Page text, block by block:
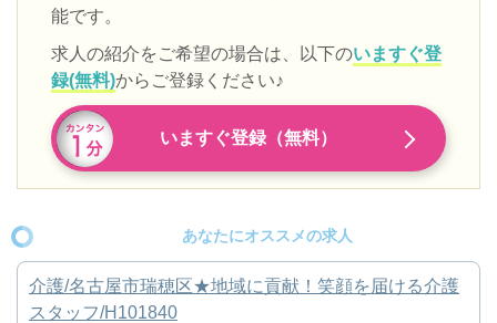
能です。
求人の紹介をご希望の場合は、以下のいますぐ登
録(無料)からご登録ください♪
いますぐ登録（無料）
あなたにオススメの求人
介護/名古屋市瑞穂区★地域に貢献！笑顔を届ける介護
スタッフ/H101840